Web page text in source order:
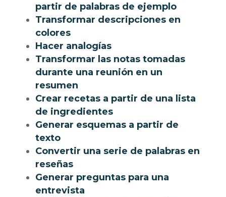
partir de palabras de ejemplo
Transformar descripciones en
colores
Hacer analogías
Transformar las notas tomadas
durante una reunión en un
resumen
Crear recetas a partir de una lista
de ingredientes
Generar esquemas a partir de
texto
Convertir una serie de palabras en
reseñas
Generar preguntas para una
entrevista